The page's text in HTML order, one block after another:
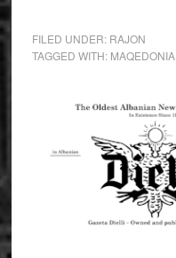
FILED UNDER: RAJON
TAGGED WITH: MAQEDONIA,